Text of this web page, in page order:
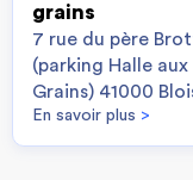
grains
7 rue du père
(parking Halle aux
Grains) 41000
En savoir plus >